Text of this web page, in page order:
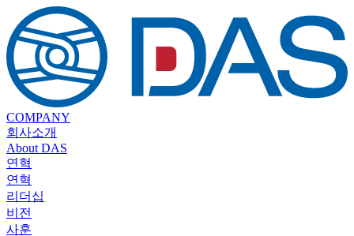
COMPANY
회사소개
About DAS
연혁
연혁
리더십
비전
사훈